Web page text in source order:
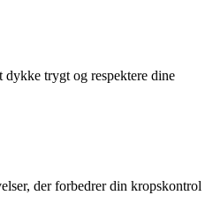
trygt og respektere dine
der forbedrer din kropskontrol